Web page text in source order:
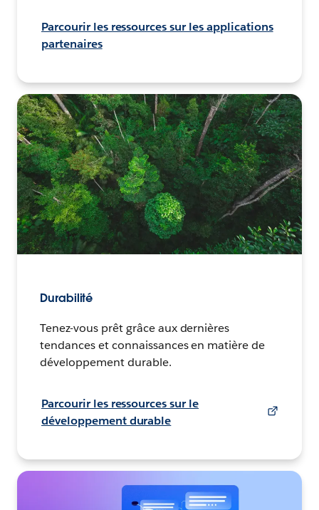
Parcourir les ressources sur les applications
partenaires
Durabilité
Tenez-vous prêt grâce aux dernières
tendances et connaissances en matière de
développement durable.
Parcourir les ressources sur le
développement durable